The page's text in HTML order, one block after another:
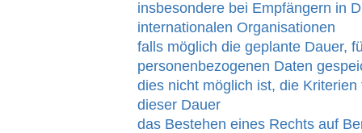
insbesondere bei Empfängern in
internationalen Organisationen
falls möglich die geplante Dauer,
personenbezogenen Daten
dies nicht möglich ist, die
dieser Dauer
das Bestehen eines Rechts auf